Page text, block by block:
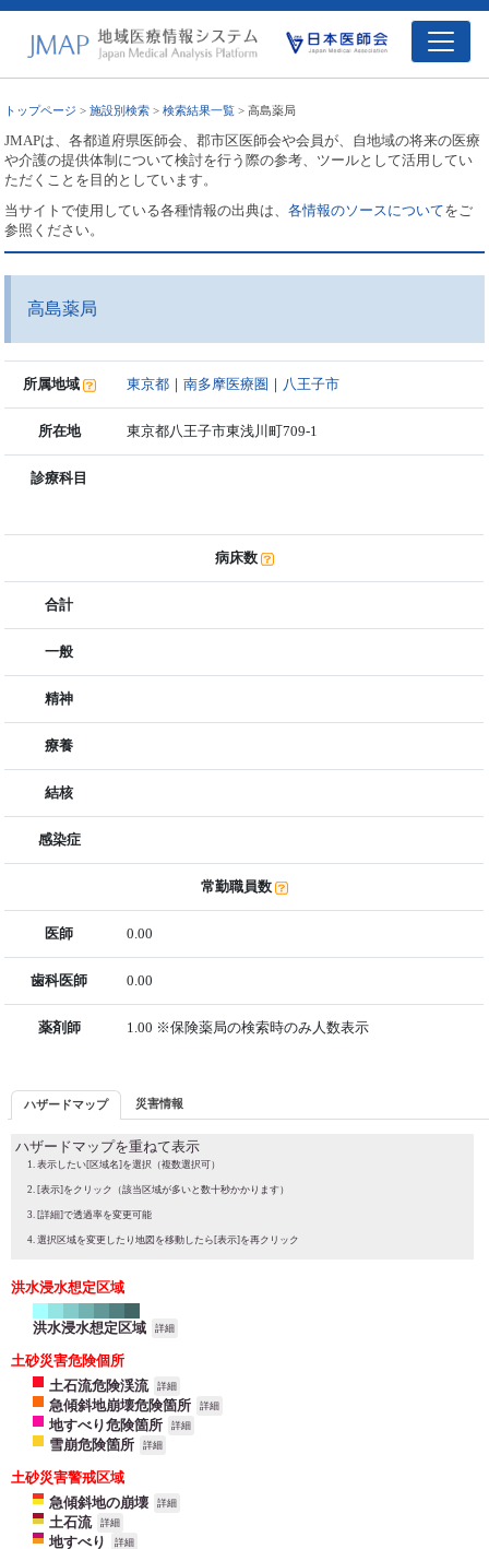
トップページ >施設別検索 >検索結果一覧 > 高島薬局
JMAPは、各都道府県医師会、郡市区医師会や会員が、自地域の将来の医療
や介護の提供体制について検討を行う際の参考、ツールとして活用してい
ただくことを目的としています。
当サイトで使用している各種情報の出典は、各情報のソースについてをご
参照ください。
高島薬局
所属地域 東京都 ｜南多摩医療圏 ｜ 八王子市
所在地 東京都八王子市東浅川町709-1
診療科目
病床数
合計
一般
精神
療養
結核
感染症
常勤職員数
医師 0.00
歯科医師 0.00
薬剤師 1.00 ※保険薬局の検索時のみ人数表示
ハザードマップ 災害情報
ハザードマップを重ねて表示
表示したい[区域名]を選択（複数選択可）
[表示]をクリック（該当区域が多いと数十秒かかります）
[詳細]で透過率を変更可能
選択区域を変更したり地図を移動したら[表示]を再クリック
洪水浸水想定区域
洪水浸水想定区域 詳細
土砂災害危険個所
土石流危険渓流
詳細
急傾斜地崩壊危険箇所 詳細
地すべり危険箇所 詳細
雪崩危険箇所 詳細
土砂災害警戒区域
急傾斜地の崩壊
詳細
土石流 詳細
地すべり 詳細